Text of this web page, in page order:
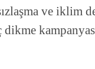
ve iklim